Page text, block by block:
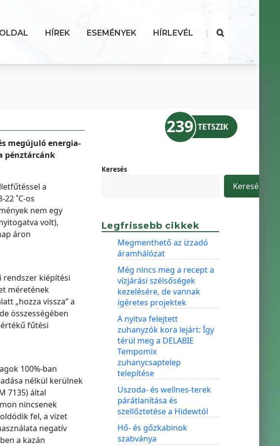
HÍREK ESEMÉNYEK HÍRLEVÉL |
megújuló energia-
pénztárcánk
a
˚C-os
nem egy
volt),
áron
rendszer kiépítési
méretének
„hozza vissza” a
összességében
fűtési
100%-ban
nélkül kerülnek
7135) által
nincsenek
fel, a vizet
negatív
a kazán
239 TETSZIK
Keresés
Keresés
Legfrissebb cikkek
Megmenthető az izzadó
áramhálózat
Még nincs meg a recept a
vízjárási szélsőségek
kezelésére, de vannak
ígéretes projektek
A nyitva felejtett
zuhanyzók kora lejárt: Így
térül meg a DELABIE
Tempomix
zuhanycsaptelep
telepítése
Uszoda- és wellnes-terek
párátlanítása és
szellőztetése a Hidewtól
Hő- és gőzkabinok
szabványa